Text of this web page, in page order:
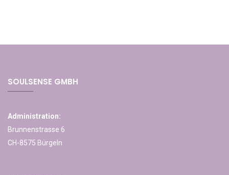
SOULSENSE GMBH
Administration:
Brunnenstrasse 6
CH-8575 Bürgeln